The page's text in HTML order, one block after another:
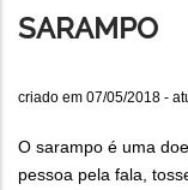
navegação
SARAMPO
criado em 07/05/2018 -
O sarampo é uma
pessoa pela fala,